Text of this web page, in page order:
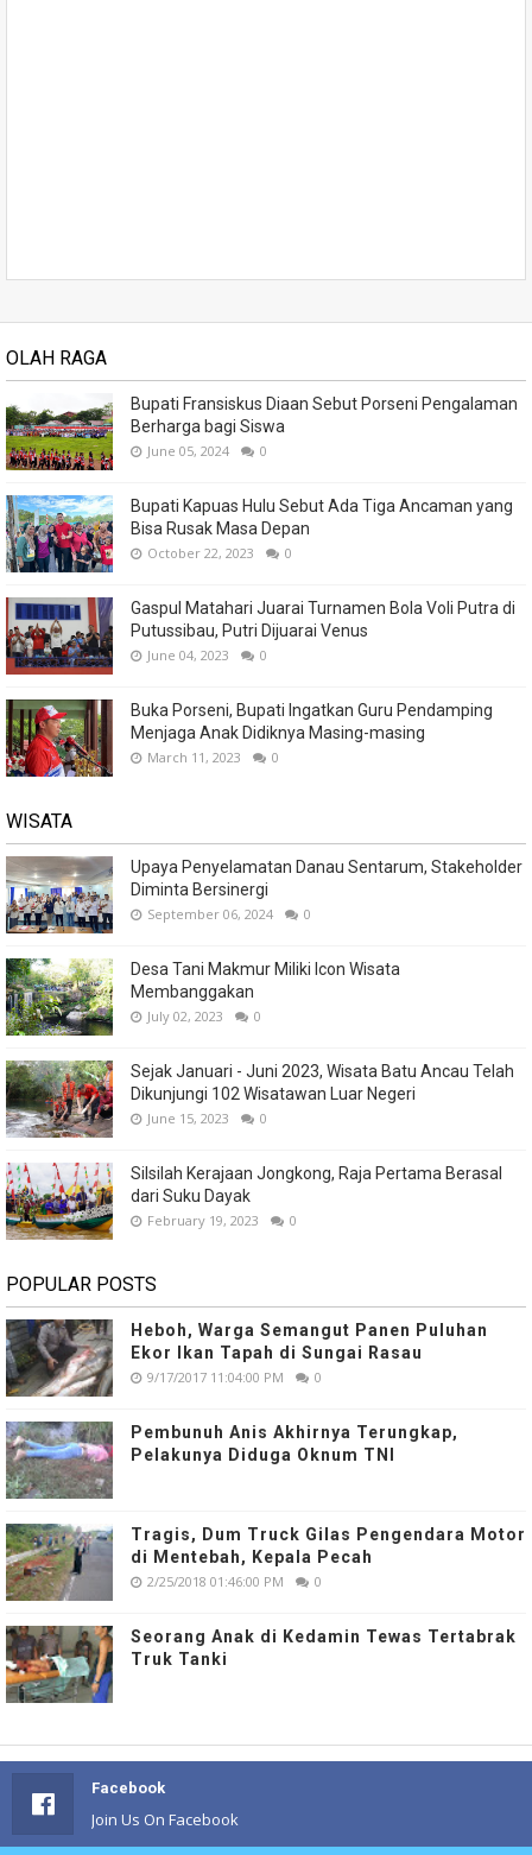
OLAH RAGA
Bupati Fransiskus Diaan Sebut Porseni Pengalaman
Berharga bagi Siswa
June 05, 2024 0
Bupati Kapuas Hulu Sebut Ada Tiga Ancaman yang
Bisa Rusak Masa Depan
October 22, 2023 0
Gaspul Matahari Juarai Turnamen Bola Voli Putra di
Putussibau, Putri Dijuarai Venus
June 04, 2023 0
Buka Porseni, Bupati Ingatkan Guru Pendamping
Menjaga Anak Didiknya Masing-masing
March 11, 2023 0
WISATA
Upaya Penyelamatan Danau Sentarum, Stakeholder
Diminta Bersinergi
September 06, 2024 0
Desa Tani Makmur Miliki Icon Wisata
Membanggakan
July 02, 2023 0
Sejak Januari - Juni 2023, Wisata Batu Ancau Telah
Dikunjungi 102 Wisatawan Luar Negeri
June 15, 2023 0
Silsilah Kerajaan Jongkong, Raja Pertama Berasal
dari Suku Dayak
February 19, 2023 0
POPULAR POSTS
Heboh, Warga Semangut Panen Puluhan
Ekor Ikan Tapah di Sungai Rasau
9/17/2017 11:04:00 PM 0
Pembunuh Anis Akhirnya Terungkap,
Pelakunya Diduga Oknum TNI
Tragis, Dum Truck Gilas Pengendara Motor
di Mentebah, Kepala Pecah
2/25/2018 01:46:00 PM 0
Seorang Anak di Kedamin Tewas Tertabrak
Truk Tanki
Facebook
Join Us On Facebook